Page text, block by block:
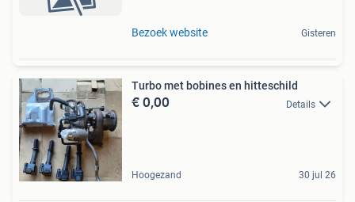
Bezoek website Gisteren
Turbo met bobines en hitteschild
€ 0,00 Details
Hoogezand 30 jul 26